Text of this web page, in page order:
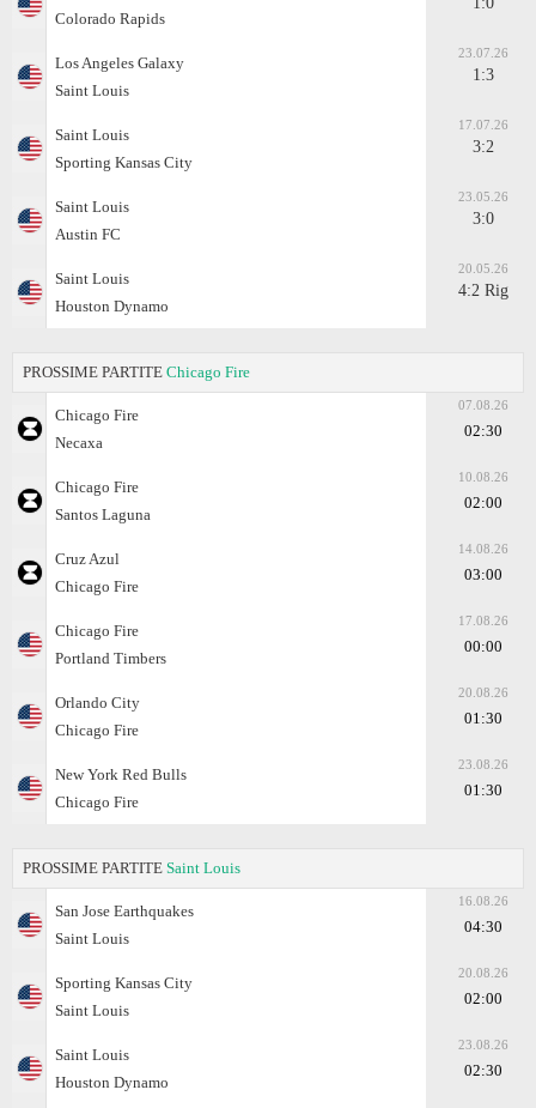
Colorado Rapids
Los Angeles Galaxy
Saint Louis
23.07.26
1:3
Saint Louis
Sporting Kansas City
17.07.26
3:2
Saint Louis
Austin FC
23.05.26
3:0
Saint Louis
Houston Dynamo
20.05.26
4:2 Rig
PROSSIME PARTITE Chicago Fire
Chicago Fire
Necaxa
07.08.26
02:30
Chicago Fire
Santos Laguna
10.08.26
02:00
Cruz Azul
Chicago Fire
14.08.26
03:00
Chicago Fire
Portland Timbers
17.08.26
00:00
Orlando City
Chicago Fire
20.08.26
01:30
New York Red Bulls
Chicago Fire
23.08.26
01:30
PROSSIME PARTITE Saint Louis
San Jose Earthquakes
Saint Louis
16.08.26
04:30
Sporting Kansas City
Saint Louis
20.08.26
02:00
Saint Louis
Houston Dynamo
23.08.26
02:30